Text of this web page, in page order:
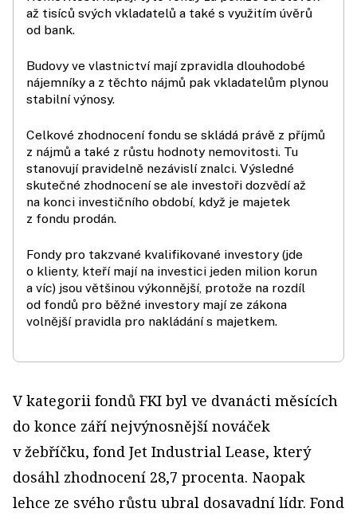
až tisíců svých vkladatelů a také s využitím úvěrů
od bank.
Budovy ve vlastnictví mají zpravidla dlouhodobé
nájemníky a z těchto nájmů pak vkladatelům plynou
stabilní výnosy.
Celkové zhodnocení fondu se skládá právě z příjmů
z nájmů a také z růstu hodnoty nemovitosti. Tu
stanovují pravidelně nezávislí znalci. Výsledné
skutečné zhodnocení se ale investoři dozvědí až
na konci investičního období, když je majetek
z fondu prodán.
Fondy pro takzvané kvalifikované investory (jde
o klienty, kteří mají na investici jeden milion korun
a víc) jsou většinou výkonnější, protože na rozdíl
od fondů pro běžné investory mají ze zákona
volnější pravidla pro nakládání s majetkem.
V kategorii fondů FKI byl ve dvanácti měsících
do konce září nejvýnosnější nováček
v žebříčku, fond Jet Industrial Lease, který
dosáhl zhodnocení 28,7 procenta. Naopak
lehce ze svého růstu ubral dosavadní lídr. Fond